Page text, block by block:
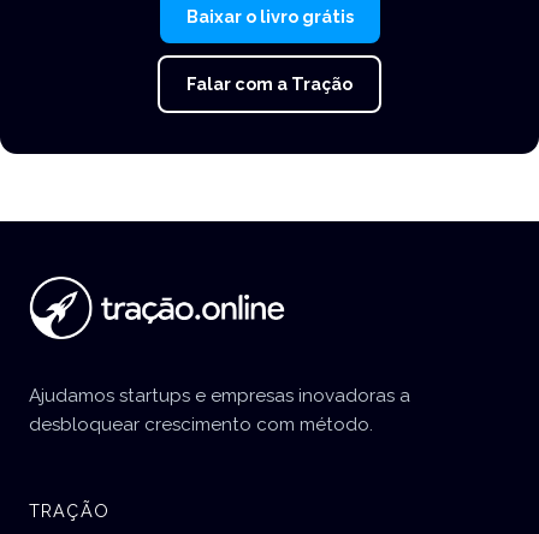
Baixar o livro grátis
Falar com a Tração
Ajudamos startups e empresas inovadoras a
desbloquear crescimento com método.
TRAÇÃO